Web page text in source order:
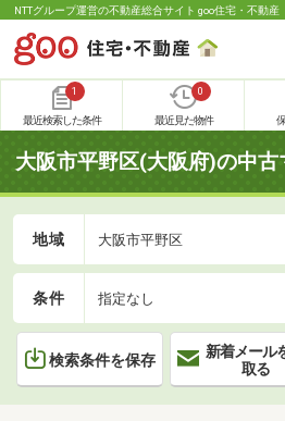
NTTグループ運営の不動産総合サイト goo住宅・不動産
1
最近検索した条件
0
最近見た物件
大阪市平野区(大阪府)の中
地域 大阪市平野区
条件 指定なし
検索条件を保存
新着メール
取る